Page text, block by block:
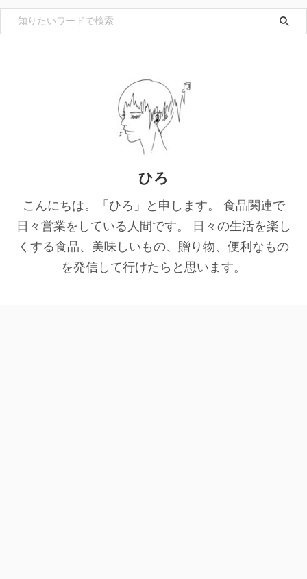
ひろ
こんにちは。「ひろ」と申します。 食品関連で
日々営業をしている人間です。 日々の生活を楽し
くする食品、美味しいもの、贈り物、便利なもの
を発信して行けたらと思います。